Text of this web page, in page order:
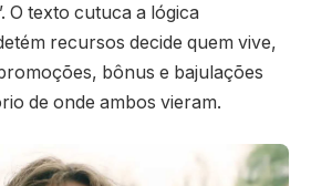
O texto cutuca a lógica
recursos decide quem vive,
bônus e bajulações
de onde ambos vieram.